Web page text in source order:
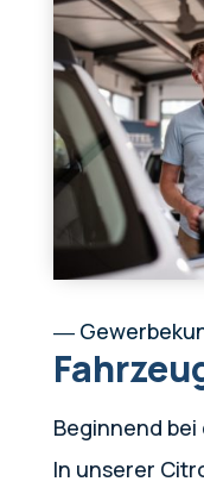
―
Beginnend
In unserer